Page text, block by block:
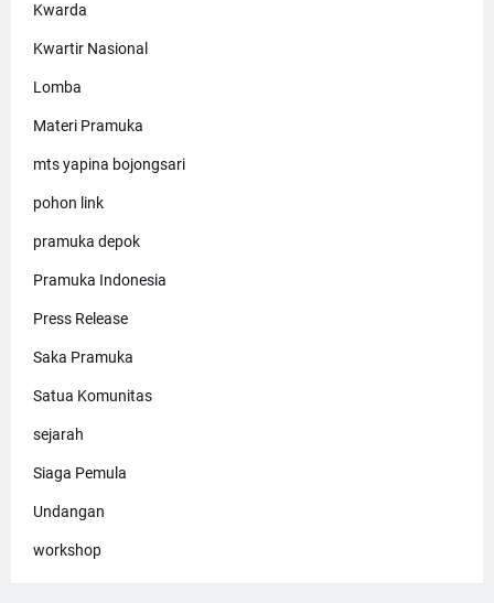
Kwarda
Kwartir Nasional
Lomba
Materi Pramuka
mts yapina bojongsari
pohon link
pramuka depok
Pramuka Indonesia
Press Release
Saka Pramuka
Satua Komunitas
sejarah
Siaga Pemula
Undangan
workshop